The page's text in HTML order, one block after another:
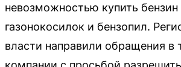
невозможностью купить
газонокосилок и бензопил.
власти направили обращения в